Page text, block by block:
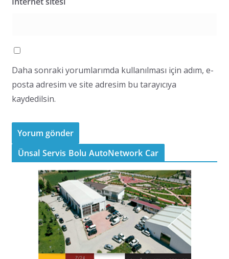
Daha sonraki yorumlarımda kullanılması için adım, e-
posta adresim ve site adresim bu tarayıcıya
kaydedilsin.
Ünsal Servis Bolu AutoNetwork Car